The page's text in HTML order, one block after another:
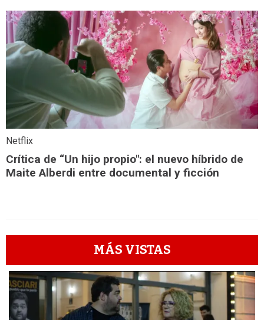
Netflix
Crítica de “Un hijo propio": el nuevo híbrido de
Maite Alberdi entre documental y ficción
MÁS VISTAS
1